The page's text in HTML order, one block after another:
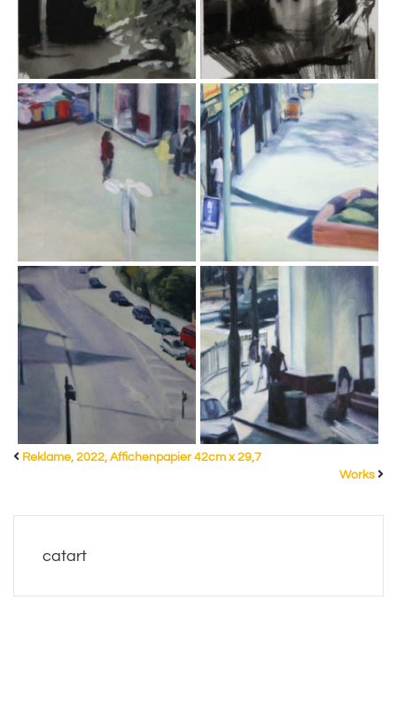
Reklame, 2022, Affichenpapier 42cm x 29,7
Works
catart